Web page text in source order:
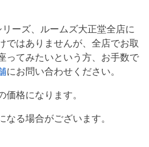
ーズ、ルームズ大正堂全店に
ではありませんが、全店でお取
ってみたいという方、お手数で
にお問い合わせください。
格になります。
る場合がございます。